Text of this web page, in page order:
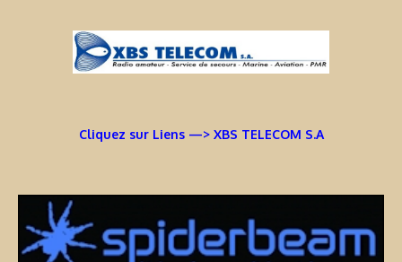
Cliquez sur Liens —> XBS TELECOM S.A